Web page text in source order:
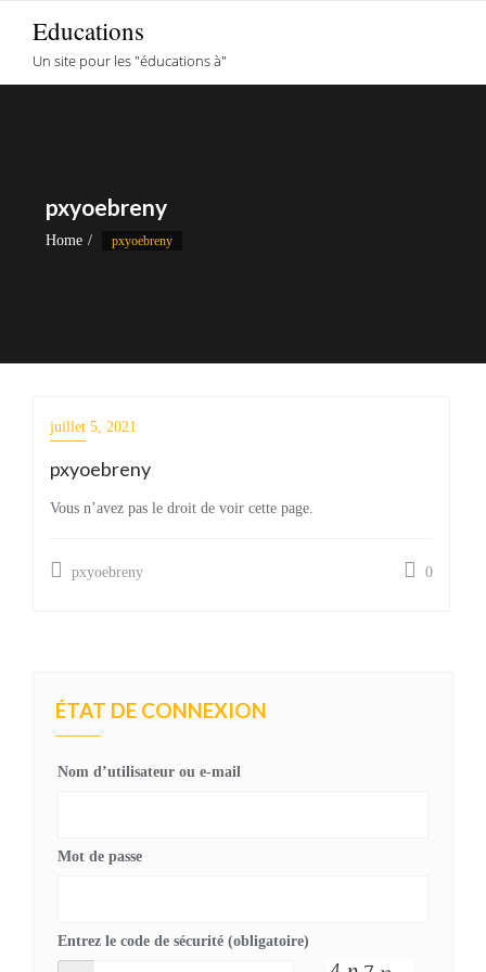
content
Educations
Un site pour les "éducations à"
pxyoebreny
Home pxyoebreny
juillet 5, 2021
pxyoebreny
Vous n’avez pas le droit de voir cette page.
pxyoebreny 0
ÉTAT DE CONNEXION
Nom d’utilisateur ou e-mail
Mot de passe
Entrez le code de sécurité (obligatoire)